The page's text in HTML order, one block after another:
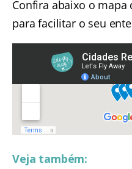
Confira abaixo o mapa
para facilitar o seu
Veja também: